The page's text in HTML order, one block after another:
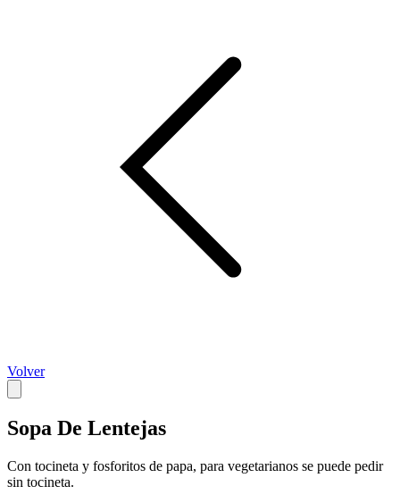
Volver
Sopa De Lentejas
Con tocineta y fosforitos de papa, para vegetarianos se puede pedir
sin tocineta.